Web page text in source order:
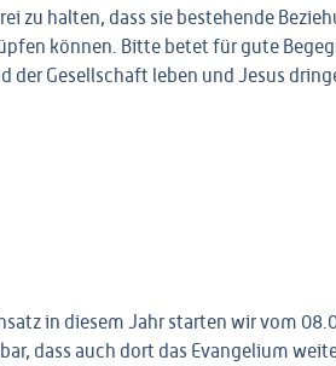
zu halten, dass sie bestehende
können. Bitte betet für gute
der Gesellschaft leben und Jesus
in diesem Jahr starten wir vom
dass auch dort das Evangelium